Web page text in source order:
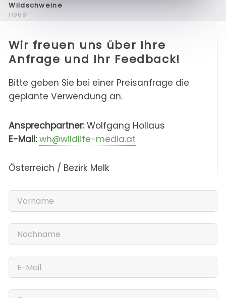
Wildschweine
f13681
Wir freuen uns über Ihre
Anfrage und Ihr Feedback!
Bitte geben Sie bei einer Preisanfrage die
geplante Verwendung an.
Ansprechpartner:Wolfgang Hollaus
E-Mail: wh@wildlife-media.at
Österreich / Bezirk Melk